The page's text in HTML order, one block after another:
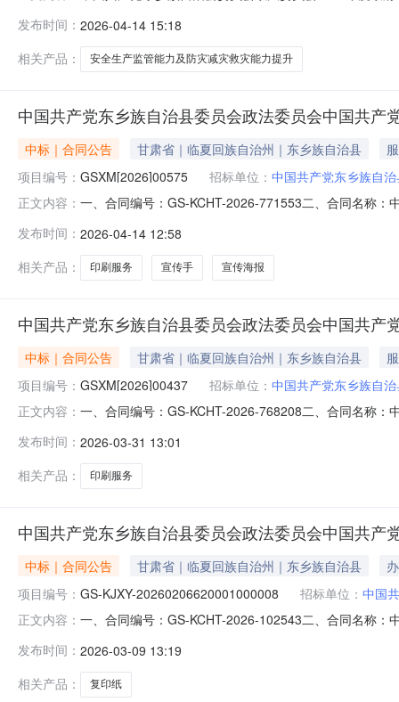
安全生产监管能力及防灾减灾救灾能力提升项目预算金
内容详见招标文件）采购数
发布时间： 2026-04-14 15:18
相关产品：
安全生产监管能力及防灾减灾救灾能力提升
中国共产党东乡族自治县委员会政法委员会中国共
中标｜合同公告 甘肃省｜临夏回族自治州｜东乡族自治县
项目编号： GSXM[2026]00575 招标单位： 中国共产党东乡族自
正文内容： 一、合同编号：GS-KCHT-2026-771553二、合同名称
族自治县胜源印刷厂地址：甘肃省临夏回族自治州东乡
发布时间： 2026-04-14 12:58
相关产品：
印刷服务 宣传手 宣传海报
中国共产党东乡族自治县委员会政法委员会中国共
中标｜合同公告 甘肃省｜临夏回族自治州｜东乡族自治县
项目编号： GSXM[2026]00437 招标单位： 中国共产党东乡族自
正文内容： 一、合同编号：GS-KCHT-2026-768208二、合同名称
族自治县胜源印刷厂地址：甘肃省临夏回族自治州东乡
发布时间： 2026-03-31 13:01
相关产品：
印刷服务
中国共产党东乡族自治县委员会政法委员会中国共
中标｜合同公告 甘肃省｜临夏回族自治州｜东乡族自治县
项目编号： GS-KJXY-20260206620001000008 招标单位： 中国
正文内容： 一、合同编号：GS-KCHT-2026-102543二、合同名称
治县委员会政法委员会联系方式：1234567供应商(乙方)
发布时间： 2026-03-09 13:19
相关产品：
复印纸